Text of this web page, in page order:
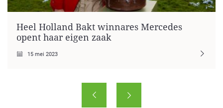
Heel Holland Bakt winnares Mercedes
opent haar eigen zaak
15 mei 2023